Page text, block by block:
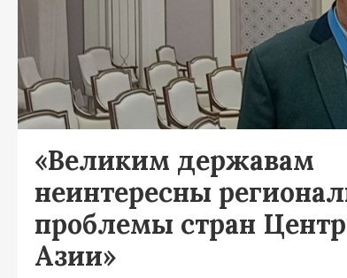
«Великим державам
неинтересны
проблемы стран
Азии»